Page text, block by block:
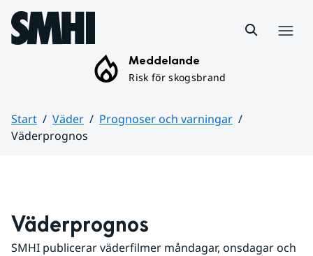
Hoppa till sidans innehåll
Meddelande
Risk för skogsbrand
Start Väder
Prognoser och varningar
Väderprognos
Väderprognos
SMHI publicerar väderfilmer måndagar, onsdagar och